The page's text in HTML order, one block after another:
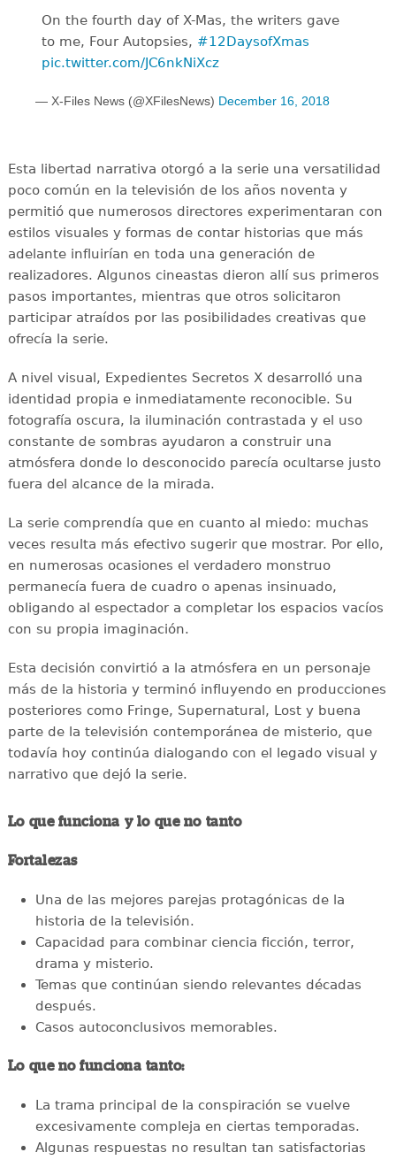
On the fourth day of X-Mas, the writers gave
to me, Four Autopsies, #12DaysofXmas
pic.twitter.com/JC6nkNiXcz
— X-Files News (@XFilesNews) December 16, 2018
Esta libertad narrativa otorgó a la serie una versatilidad
poco común en la televisión de los años noventa y
permitió que numerosos directores experimentaran con
estilos visuales y formas de contar historias que más
adelante influirían en toda una generación de
realizadores. Algunos cineastas dieron allí sus primeros
pasos importantes, mientras que otros solicitaron
participar atraídos por las posibilidades creativas que
ofrecía la serie.
A nivel visual, Expedientes Secretos X desarrolló una
identidad propia e inmediatamente reconocible. Su
fotografía oscura, la iluminación contrastada y el uso
constante de sombras ayudaron a construir una
atmósfera donde lo desconocido parecía ocultarse justo
fuera del alcance de la mirada.
La serie comprendía que en cuanto al miedo: muchas
veces resulta más efectivo sugerir que mostrar. Por ello,
en numerosas ocasiones el verdadero monstruo
permanecía fuera de cuadro o apenas insinuado,
obligando al espectador a completar los espacios vacíos
con su propia imaginación.
Esta decisión convirtió a la atmósfera en un personaje
más de la historia y terminó influyendo en producciones
posteriores como Fringe, Supernatural, Lost y buena
parte de la televisión contemporánea de misterio, que
todavía hoy continúa dialogando con el legado visual y
narrativo que dejó la serie.
Lo que funciona y lo que no tanto
Fortalezas
Una de las mejores parejas protagónicas de la
historia de la televisión.
Capacidad para combinar ciencia ficción, terror,
drama y misterio.
Temas que continúan siendo relevantes décadas
después.
Casos autoconclusivos memorables.
Lo que no funciona tanto:
La trama principal de la conspiración se vuelve
excesivamente compleja en ciertas temporadas.
Algunas respuestas no resultan tan satisfactorias